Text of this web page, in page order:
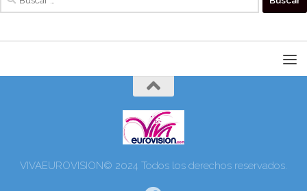
VIVAEUROVISION© 2024 Todos los derechos reservados.